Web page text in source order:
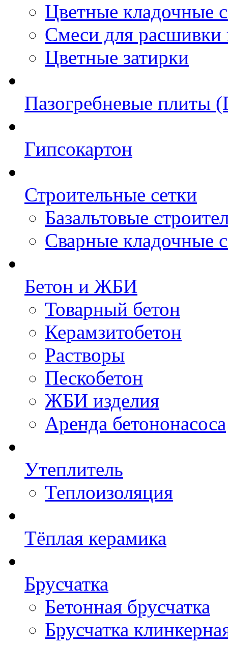
Цветные кладочные
Cмеси для
Цветные затирки
Пазогребневые плиты
Гипсокартон
Строительные сетки
Базальтовые
Сварные кладочные
Бетон и ЖБИ
Товарный бетон
Керамзитобетон
Растворы
Пескобетон
ЖБИ изделия
Аренда бетононасоса
Утеплитель
Теплоизоляция
Тёплая керамика
Брусчатка
Бетонная брусчатка
Брусчатка